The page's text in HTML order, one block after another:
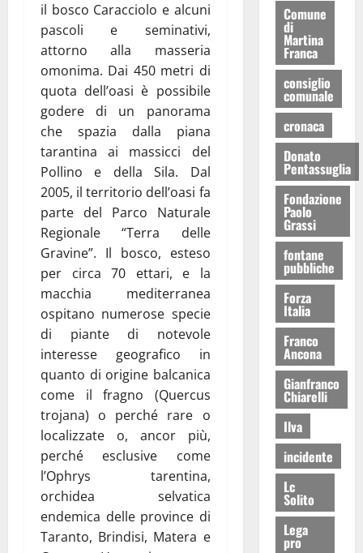
il bosco Caracciolo e alcuni
pascoli e seminativi,
attorno alla masseria
omonima. Dai 450 metri di
quota dell’oasi è possibile
godere di un panorama
che spazia dalla piana
tarantina ai massicci del
Pollino e della Sila. Dal
2005, il territorio dell’oasi fa
parte del Parco Naturale
Regionale “Terra delle
Gravine”. Il bosco, esteso
per circa 70 ettari, e la
macchia mediterranea
ospitano numerose specie
di piante di notevole
interesse geografico in
quanto di origine balcanica
come il fragno (Quercus
trojana) o perché rare o
localizzate o, ancor più,
perché esclusive come
l’Ophrys tarentina,
orchidea selvatica
endemica delle province di
Taranto, Brindisi, Matera e
Comune
di
Martina
Franca
consiglio
comunale
cronaca
Donato
Pentassuglia
Fondazione
Paolo
Grassi
fontane
pubbliche
Forza
Italia
Franco
Ancona
Gianfranco
Chiarelli
Ilva
incidente
Lc
Solito
Lega
pro